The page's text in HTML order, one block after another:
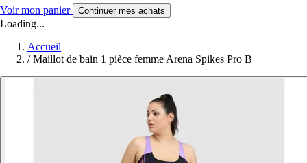
Voir mon panier Continuer mes achats
Loading...
Accueil
/ Maillot de bain 1 pièce femme Arena Spikes Pro B